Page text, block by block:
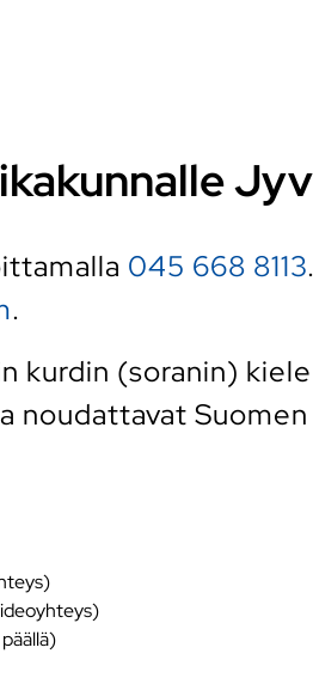
045 668 8113
.
kurdin (soranin)
noudattavat